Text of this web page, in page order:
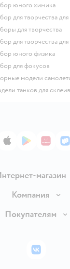
юного химика
для творчества
для творчества
для творчества
юного физика
для фокусов
модели
танков для
App StoreGoogle Play
магазин
Доставка и оплата
Правила продажи
использования
Компания
Вакансии
Покупателям
Бонусные карты
ВКонтакте